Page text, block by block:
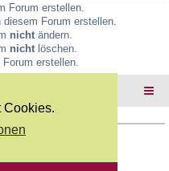
Cookies.
Forum erstellen.
Forum erstellen.
nicht ändern.
nicht löschen.
erstellen.
durchphpBB.de